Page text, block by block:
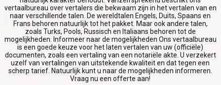
vertaalbureau over vertalers die bekwaam zijn in het vertalen van en
naar verschillende talen. De wereldtalen Engels, Duits, Spaans en
Frans behoren natuurlijk tot het pakket. Maar ook andere talen,
zoals Turks, Pools, Russisch en Italiaans behoren tot de
mogelijkheden. Informeer naar de mogelijkheden Ons vertaalbureau
is een goede keuze voor het laten vertalen van uw (officiële)
documenten, zoals een vertaling van een notariële akte. U verzekert
uzelf van vertalingen van uitstekende kwaliteit en dat tegen een
scherp tarief. Natuurlijk kunt u naar de mogelijkheden informeren.
Vraag nu een offerte aan!